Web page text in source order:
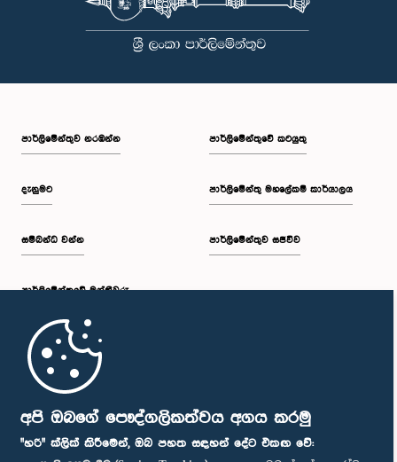
අපි ඔබගේ පෞද්ගලිකත්වය අගය කරමු
"හරි" ක්ලික් කිරීමෙන්, ඔබ පහත සඳහන් දේට එකඟ වේ:
පාර්ලි‌මේන්තුව නරඹන්න
දැනුමට
සම්බන්ධ වන්න
පාර්ලි‌මේන්තුවේ මන්ත්‍රීවරු
මුල් පිටුව
පාර්ලිමේන්තුවේ කටයුතු
පාර්ලිමේන්තු මහලේකම් කාර්යාලය
පාර්ලිමේන්තුව සජීවීව
පාර්ලිමේන්තු ජංගම යෙදුම